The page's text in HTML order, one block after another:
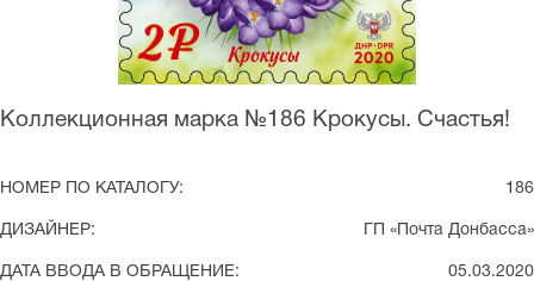
Коллекционная марка №186 Крокусы. Счастья!
НОМЕР ПО КАТАЛОГУ: 186
ДИЗАЙНЕР: ГП «Почта Донбасса»
ДАТА ВВОДА В ОБРАЩЕНИЕ: 05.03.2020